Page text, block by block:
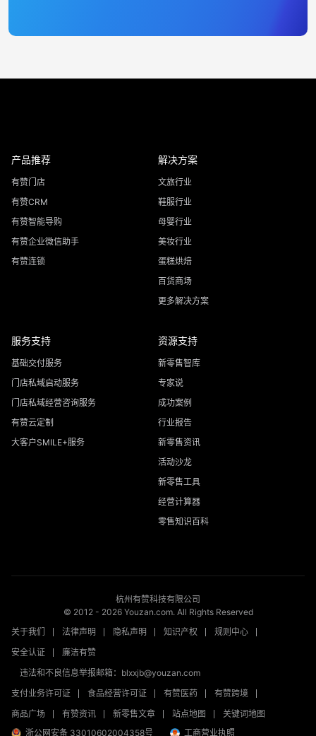
产品推荐
有赞门店
有赞CRM
有赞智能导购
有赞企业微信助手
有赞连锁
解决方案
文旅行业
鞋服行业
母婴行业
美妆行业
蛋糕烘焙
百货商场
更多解决方案
服务支持
基础交付服务
门店私域启动服务
门店私域经营咨询服务
有赞云定制
大客户SMILE+服务
资源支持
新零售智库
专家说
成功案例
行业报告
新零售资讯
活动沙龙
新零售工具
经营计算器
零售知识百科
杭州有赞科技有限公司
© 2012 - 2026Youzan.com. All Rights Reserved
关于我们
法律声明 隐私声明 知识产权
规则中心
安全认证
廉洁有赞
违法和不良信息举报邮箱：blxxjb@youzan.com
支付业务许可证
食品经营许可证 有赞医药
有赞跨境
商品广场
有赞资讯 新零售文章 站点地图
关键词地图
浙公网安备 33010602004358号
工商营业执照